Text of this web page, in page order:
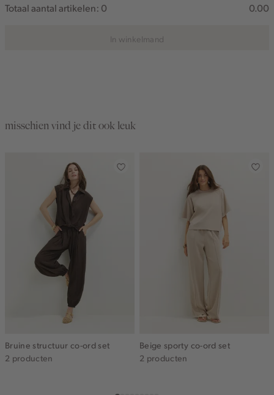
Totaal aantal artikelen: 0 0.00
In winkelmand
misschien vind je dit ook leuk
Bruine structuur co-ord set
2 producten
Beige sporty co-ord set
2 producten